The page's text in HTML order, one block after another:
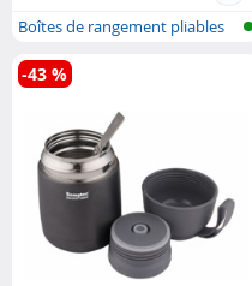
Boîtes de rangement pliables
en sil..
-43 %